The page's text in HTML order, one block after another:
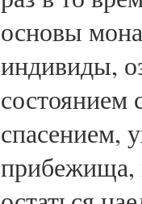
основы
индивиды,
состоянием
спасением,
прибежища,